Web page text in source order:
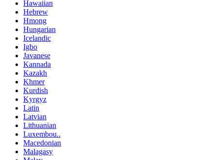
Hawaiian
Hebrew
Hmong
Hungarian
Icelandic
Igbo
Javanese
Kannada
Kazakh
Khmer
Kurdish
Kyrgyz
Latin
Latvian
Lithuanian
Luxembou..
Macedonian
Malagasy